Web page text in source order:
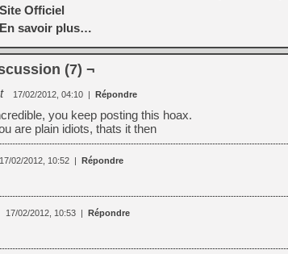
Site Officiel
En savoir plus…
(7) ¬
17/02/2012, 04:10 | Répondre
you keep posting this hoax.
are plain idiots, thats it then
17/02/2012, 10:52 | Répondre
17/02/2012, 10:53 | Répondre